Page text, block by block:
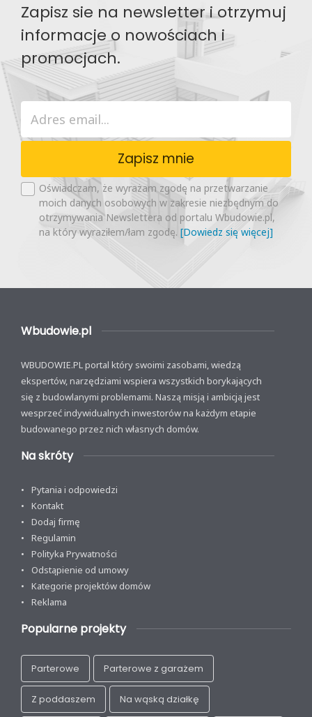
Zapisz sie na newsletter i otrzymuj
informacje o nowościach i
promocjach.
Zapisz mnie
Oświadczam, że wyrażam zgodę na przetwarzanie
moich danych osobowych w zakresie niezbędnym do
otrzymywania Newslettera od portalu Wbudowie.pl,
na który wyraziłem/łam zgodę. [Dowiedz się więcej]
Wbudowie.pl
WBUDOWIE.PL portal który swoimi zasobami, wiedzą
ekspertów, narzędziami wspiera wszystkich borykających
się z budowlanymi problemami. Naszą misją i ambicją jest
wesprzeć indywidualnych inwestorów na każdym etapie
budowanego przez nich własnych domów.
Na skróty
Pytania i odpowiedzi
Kontakt
Dodaj firmę
Regulamin
Polityka Prywatności
Odstąpienie od umowy
Kategorie projektów domów
Reklama
Popularne projekty
Parterowe Parterowe z garażem
Z poddaszem Na wąską działkę